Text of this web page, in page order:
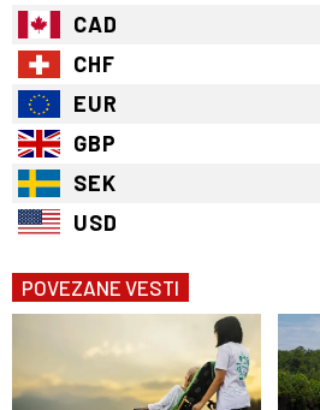
CAD
CHF
EUR
GBP
SEK
USD
POVEZANE VESTI